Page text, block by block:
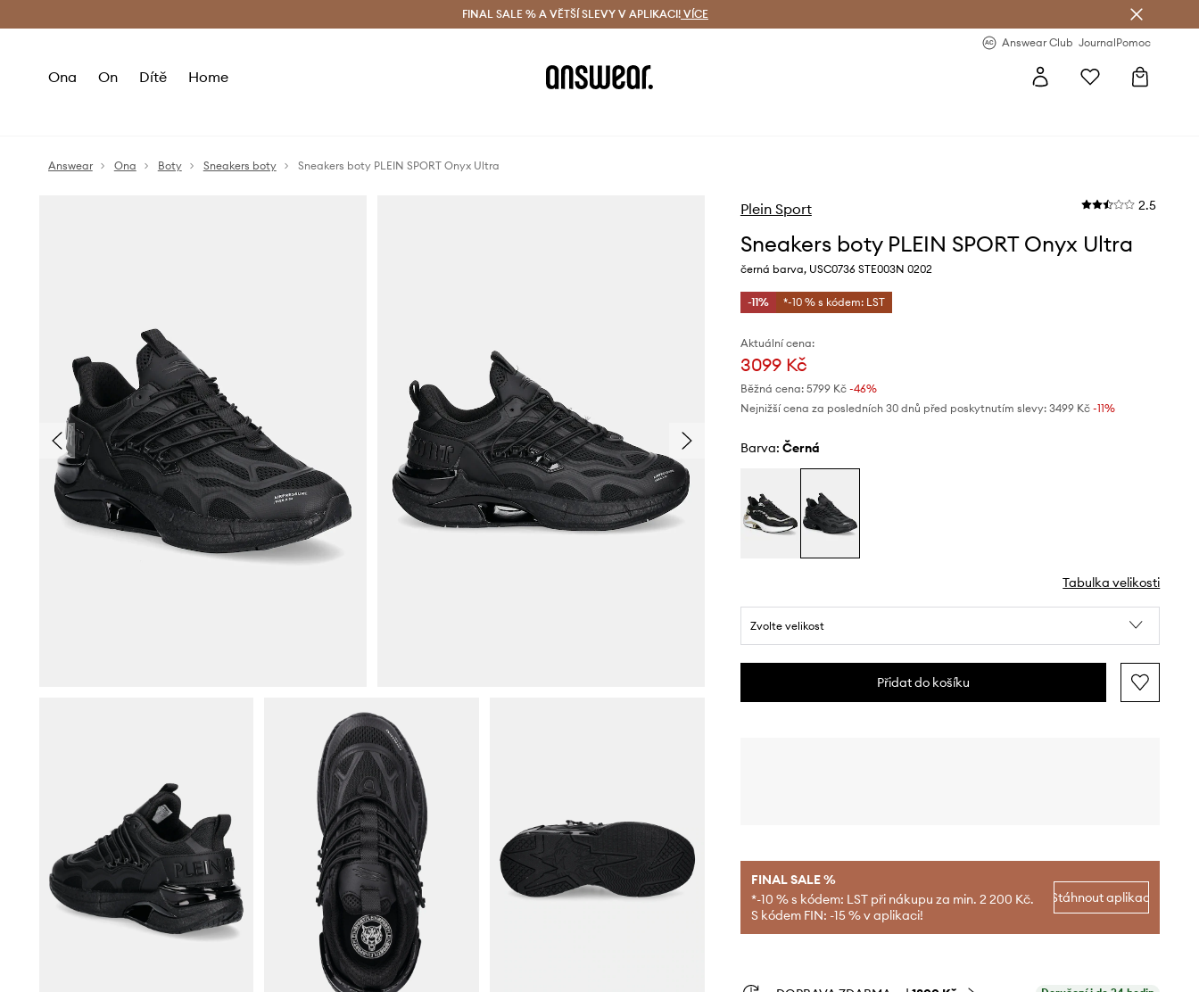
Doručení a vrácení zdarma (od 1800 Kč) Doručení i do 24 h
FINAL SALE % A VĚTŠÍ SLEVY V APLIKACI! VÍCE
Answear Club JournalPomoc
Ona On Dítě Home
Answear Ona Boty Sneakers boty Sneakers boty PLEIN SPORT Onyx Ultra
Plein Sport 2.5
Sneakers boty PLEIN SPORT Onyx Ultra
černá barva, USC0736 STE003N 0202
-11% *-10 % s kódem: LST
Aktuální cena:
3099 Kč
Běžná cena: 5799 Kč-46%
Nejnižší cena za posledních 30 dnů před poskytnutím slevy: 3499 Kč -11%
Barva: černá
Tabulka velikosti
Zvolte velikost
Přidat do košíku
FINAL SALE %
*-10 % s kódem: LST při nákupu za min. 2 200 Kč.
S kódem FIN: -15 % v aplikaci!
Stáhnout aplikaci